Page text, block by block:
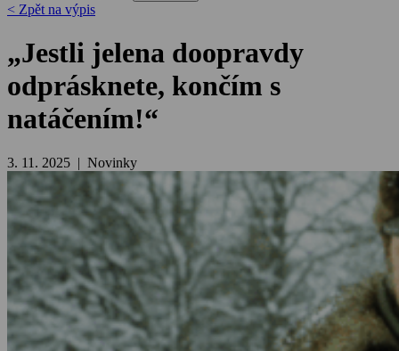
< Zpět na výpis
„Jestli jelena doopravdy
odprásknete, končím s
natáčením!“
3. 11. 2025 | Novinky